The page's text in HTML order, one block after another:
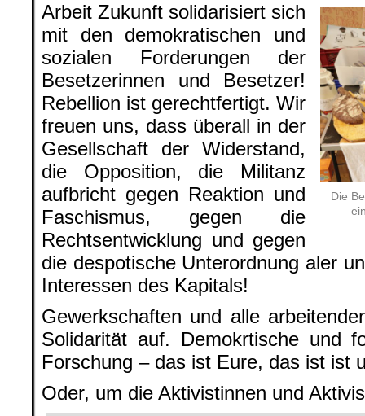
Die
Arbeit Zukunft solidarisiert sich
mit den demokratischen und
sozialen Forderungen der
Besetzerinnen und Besetzer!
Rebellion ist gerechtfertigt. Wir
freuen uns, dass überall in der
Gesellschaft der Widerstand,
die Opposition, die Militanz
aufbricht gegen Reaktion und
Faschismus, gegen die
Rechtsentwicklung und gegen
die despotische Unterordnung aler
Interessen des Kapitals!
Gewerkschaften und alle
Solidarität auf. Demokrtische und
Forschung – das ist Eure, das ist ist
Oder, um die Aktivistinnen und